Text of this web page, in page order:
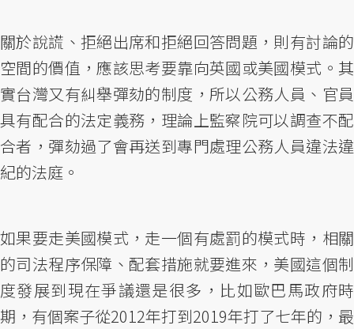
關於說謊、拒絕出席和拒絕回答問題，則有討論的
空間的價值，應該思考要靠向英國或美國模式。其
實台灣又有糾舉彈劾的制度，所以公務人員、官員
具有配合的法定義務，理論上監察院可以調查不配
合者，彈劾過了會再送到專門處理公務人員違法違
紀的法庭。
如果要走美國模式，走一個有處罰的模式時，相關
的司法程序保障、配套措施就要進來，美國這個制
度發展到現在爭議還是很多，比如歐巴馬政府時
期，有個案子從2012年打到2019年打了七年的，最